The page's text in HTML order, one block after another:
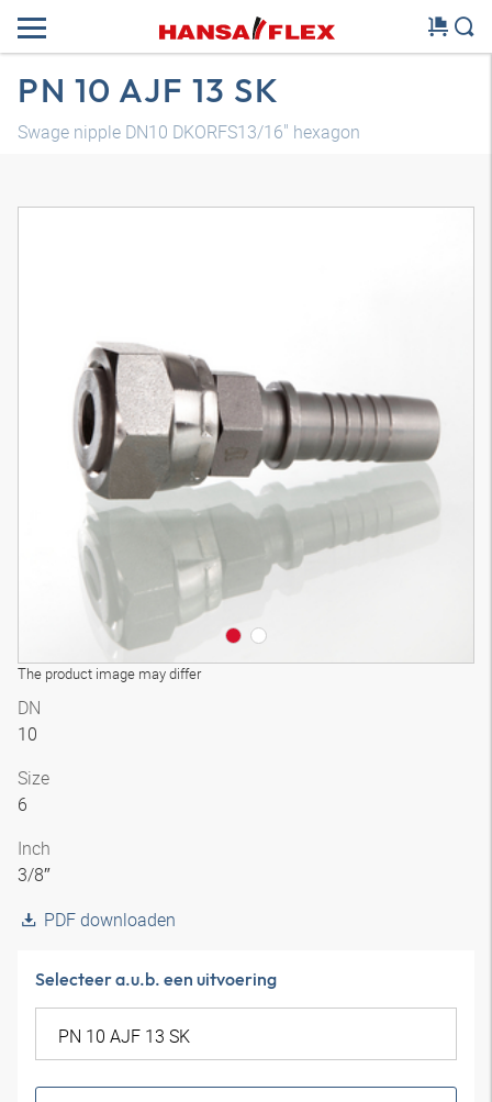
PN 10 AJF 13 SK
Swage nipple DN10 DKORFS13/16" hexagon
The product image may differ
DN
10
Size
6
Inch
3/8″
PDF downloaden
Selecteer a.u.b. een uitvoering